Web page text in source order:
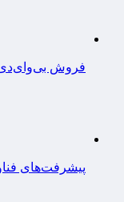
فروش
پیشرفت‌های